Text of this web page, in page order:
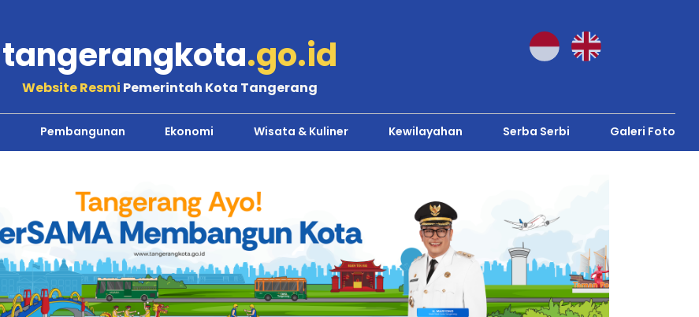
tangerangkota.go.id
Website Resmi Pemerintah Kota Tangerang
Pembangunan Ekonomi Wisata & Kuliner Kewilayahan Serba Serbi Galeri Foto